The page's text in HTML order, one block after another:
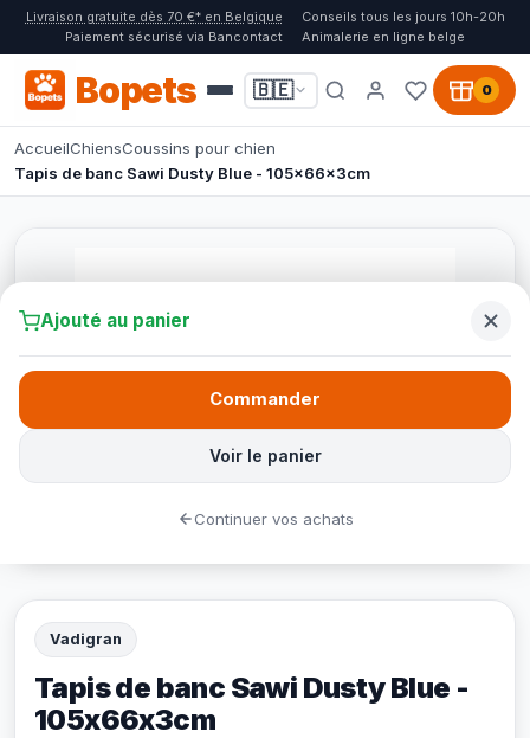
Livraison gratuite dès 70 €* en Belgique
Conseils tous les jours 10h-20h
Paiement sécurisé via Bancontact
Animalerie en ligne belge
Bopets 🇧🇪 0
AccueilChiensCoussins pour chien
Tapis de banc Sawi Dusty Blue - 105x66x3cm
Vadigran
Tapis de banc Sawi Dusty Blue -
105x66x3cm
Ajouté au panier
Voir le panier
Commander
Continuer vos achats